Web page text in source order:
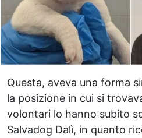
Questa, aveva una forma
la posizione in cui si
volontari lo hanno subito
Salvadog Dalì, in quanto